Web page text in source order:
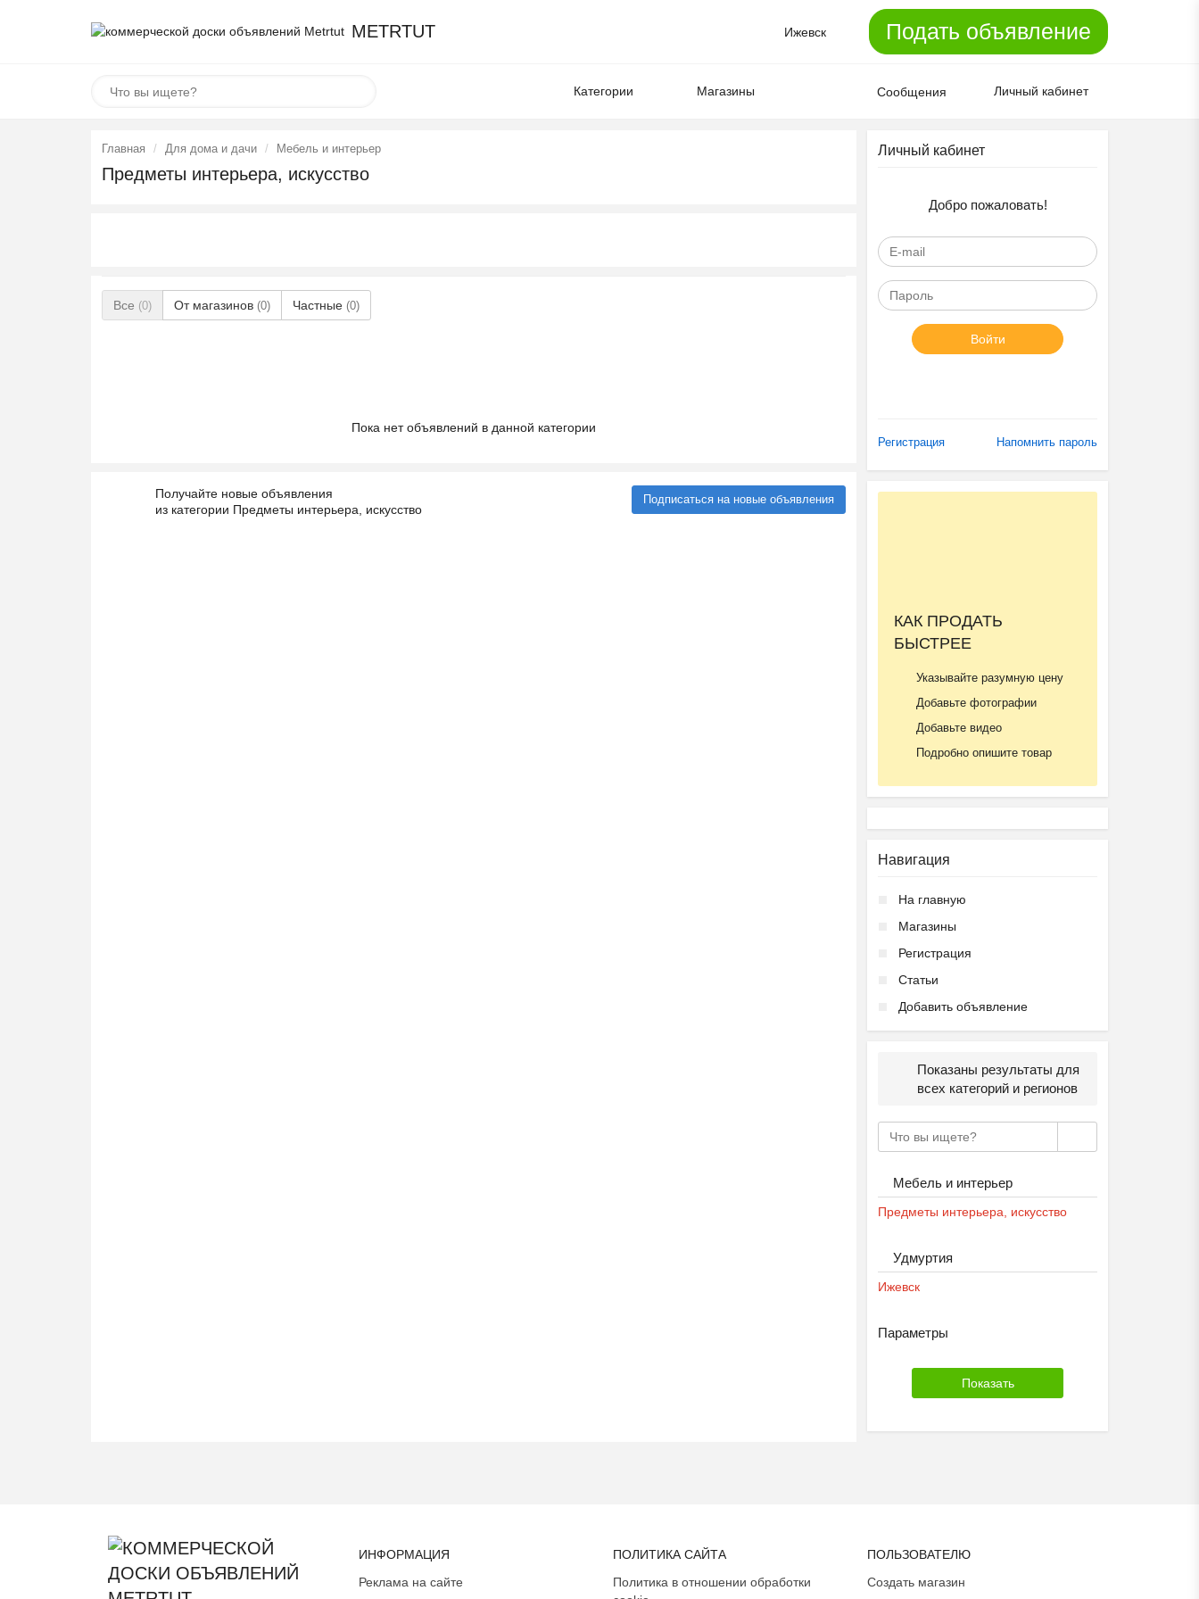
METRTUT Ижевск Подать объявление
Категории Магазины Сообщения Личный кабинет
Главная Для дома и дачи Мебель и интерьер
Предметы интерьера, искусство
Все (0) От магазинов (0) Частные (0)
Пока нет объявлений в данной категории
Получайте новые объявления
из категории Предметы интерьера, искусство
Подписаться на новые объявления
Личный кабинет
Добро пожаловать!
Войти
Регистрация Напомнить пароль
КАК ПРОДАТЬ
БЫСТРЕЕ
Указывайте разумную цену
Добавьте фотографии
Добавьте видео
Подробно опишите товар
Навигация
На главную
Магазины
Регистрация
Статьи
Добавить объявление
Показаны результаты для
всех категорий и регионов
Мебель и интерьер
Предметы интерьера, искусство
Удмуртия
Ижевск
Параметры
ИНФОРМАЦИЯ
Реклама на сайте
ПОЛИТИКА САЙТА
Политика в отношении обработки
ПОЛЬЗОВАТЕЛЮ
Создать магазин